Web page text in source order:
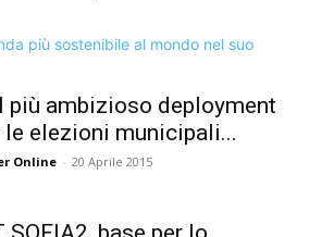
più ambizioso deployment
elezioni municipali...
Online - 20 Aprile 2015